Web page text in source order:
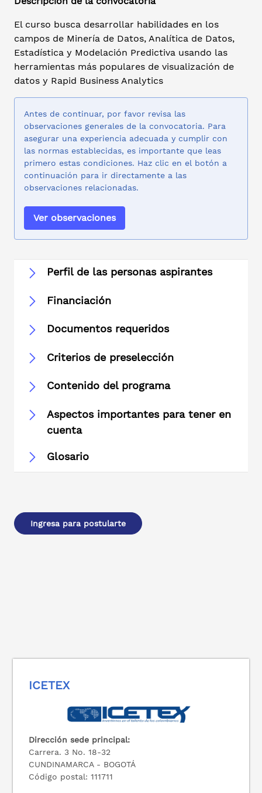
El curso busca desarrollar habilidades en los
campos de Minería de Datos, Analítica de Datos,
Estadística y Modelación Predictiva usando las
herramientas más populares de visualización de
datos y Rapid Business Analytics
Antes de continuar, por favor revisa las
observaciones generales de la convocatoria. Para
asegurar una experiencia adecuada y cumplir con
las normas establecidas, es importante que leas
primero estas condiciones. Haz clic en el botón a
continuación para ir directamente a las
observaciones relacionadas.
Ver observaciones
Perfil de las personas aspirantes
Financiación
Documentos requeridos
Criterios de preselección
Contenido del programa
Aspectos importantes para tener en
cuenta
Glosario
Ingresa para postularte
ICETEX
Dirección sede principal:
Carrera. 3 No. 18-32
CUNDINAMARCA - BOGOTÁ
Código postal: 111711